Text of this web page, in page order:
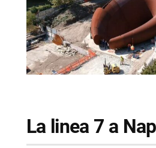
La linea 7 a